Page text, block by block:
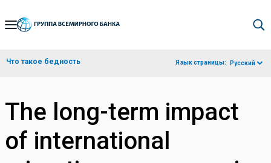
Skip
Navigation
Что такое бедность Язык страницы: Русский
The long-term impact
of international